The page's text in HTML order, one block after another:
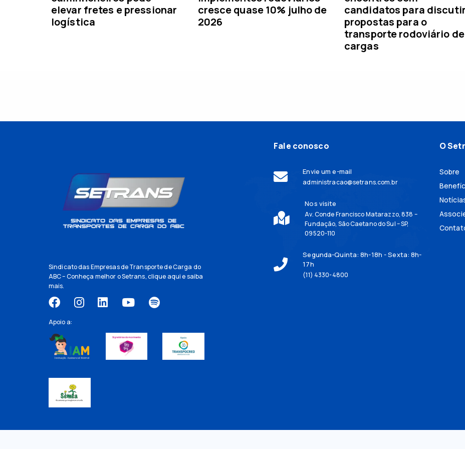
elevar fretes e pressionar
logística
cresce quase 10% julho de
2026
candidatos para discutir
propostas para o
transporte rodoviário de
cargas
Sindicato das Empresas de Transporte de Carga do
ABC – Conheça melhor o Setrans,clique aquie saiba
mais.
Apoio a:
Fale conosco
Envie um e-mail
administracao@setrans.com.br
Nos visite
Av. Conde Francisco Matarazzo, 838 –
Fundação, São Caetano do Sul – SP,
09520-110
Segunda-Quinta: 8h-18h - Sexta: 8h-
17h
(11) 4330-4800
O
Sobre